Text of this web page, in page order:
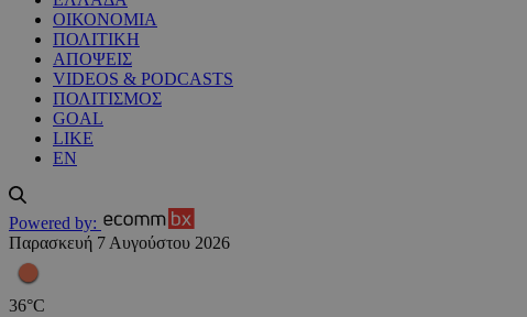
ΟΙΚΟΝΟΜΙΑ
ΠΟΛΙΤΙΚΗ
ΑΠΟΨΕΙΣ
VIDEOS & PODCASTS
ΠΟΛΙΤΙΣΜΟΣ
GOAL
LIKE
EN
Powered by:
Παρασκευή 7 Αυγούστου 2026
36°C